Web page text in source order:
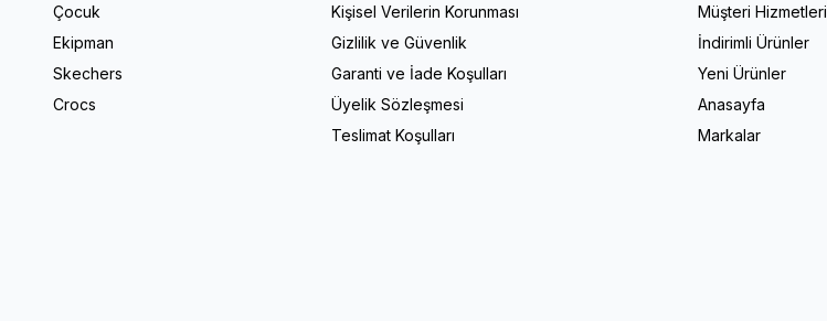
Çocuk
Ekipman
Skechers
Crocs
Kişisel Verilerin Korunması
Gizlilik ve Güvenlik
Garanti ve İade Koşulları
Üyelik Sözleşmesi
Teslimat Koşulları
Müşteri Hizmetleri
İndirimli Ürünler
Yeni Ürünler
Anasayfa
Markalar